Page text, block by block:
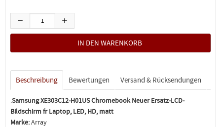
Beschreibung Bewertungen Versand & Rücksendungen
.Samsung XE303C12-H01US Chromebook Neuer Ersatz-LCD-
Bildschirm fr Laptop, LED, HD, matt
Marke:Array